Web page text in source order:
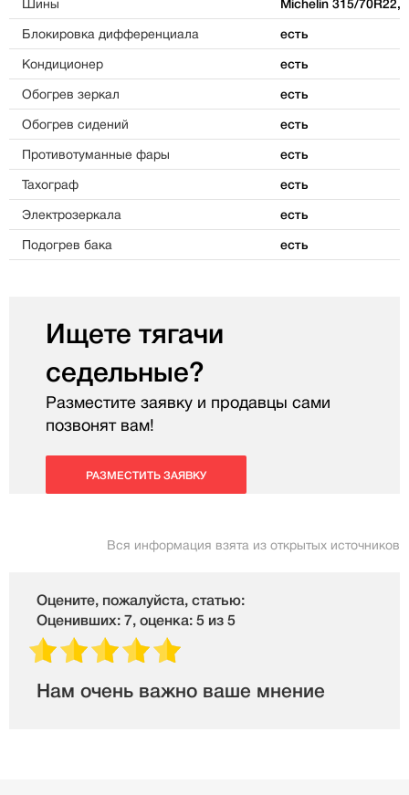
Шины Michelin 315/70R22,5
Блокировка дифференциала есть
Кондиционер есть
Обогрев зеркал есть
Обогрев сидений есть
Противотуманные фары есть
Тахограф есть
Электрозеркала есть
Подогрев бака есть
Ищете тягачи
седельные?
Разместите заявку и продавцы сами
позвонят вам!
РАЗМЕСТИТЬ ЗАЯВКУ
Вся информация взята из открытых источников
Оцените, пожалуйста, статью:
Оценивших: 7, оценка: 5 из 5
Нам очень важно ваше мнение